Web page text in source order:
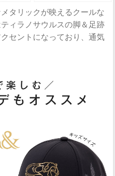
タリックが映えるクールな
ィラノサウルスの脚＆足跡
セントになっており、通気